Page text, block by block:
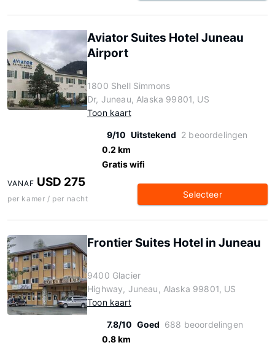
Aviator Suites Hotel Juneau
Airport
1800 Shell Simmons
Dr, Juneau, Alaska 99801, US
Toon kaart
9/10 Uitstekend 2 beoordelingen
0.2 km
Gratis wifi
VANAF USD 275
per kamer / per nacht Selecteer
Frontier Suites Hotel in Juneau
9400 Glacier
Highway, Juneau, Alaska 99801, US
Toon kaart
7.8/10 Goed 688 beoordelingen
0.8 km